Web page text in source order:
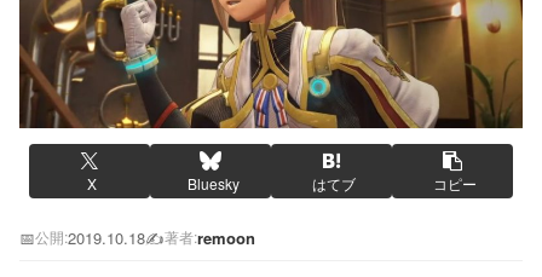
X Bluesky はてブ コピー
📅公開:2019.10.18✍️著者:remoon